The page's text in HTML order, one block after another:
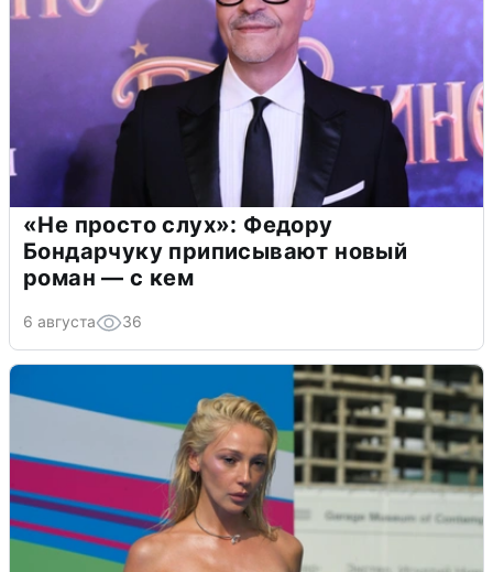
«Не просто слух»: Федору
Бондарчуку приписывают новый
роман — с кем
6 августа 36